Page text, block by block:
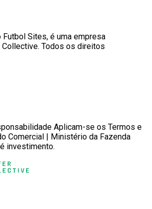
Sites, é uma empresa
Todos os direitos
Aplicam-se os Termos e
Comercial | Ministério da Fazenda
investimento.